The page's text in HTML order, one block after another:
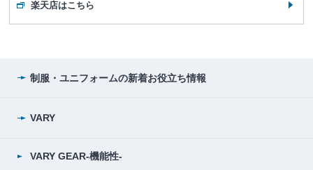
楽天店はこちら
制服・ユニフォームの新着お役立ち情報
VARY
VARY GEAR-機能性-